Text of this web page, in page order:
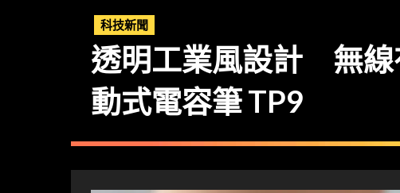
科技新聞
透明工業風設計 無線
動式電容筆 TP9